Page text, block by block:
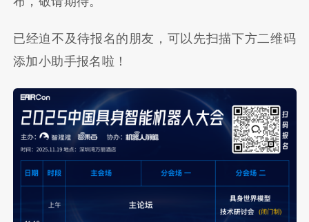
已经迫不及待报名的朋友，可以先扫描下方二维码
添加小助手报名啦！